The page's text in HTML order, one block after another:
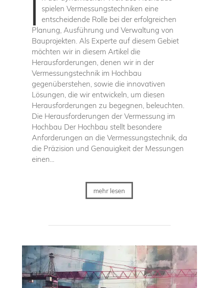
spielen Vermessungstechniken eine
entscheidende Rolle bei der erfolgreichen
Planung, Ausführung und Verwaltung von
Bauprojekten. Als Experte auf diesem Gebiet
möchten wir in diesem Artikel die
Herausforderungen, denen wir in der
Vermessungstechnik im Hochbau
gegenüberstehen, sowie die innovativen
Lösungen, die wir entwickeln, um diesen
Herausforderungen zu begegnen, beleuchten.
Die Herausforderungen der Vermessung im
Hochbau Der Hochbau stellt besondere
Anforderungen an die Vermessungstechnik, da
die Präzision und Genauigkeit der Messungen
einen...
mehr lesen